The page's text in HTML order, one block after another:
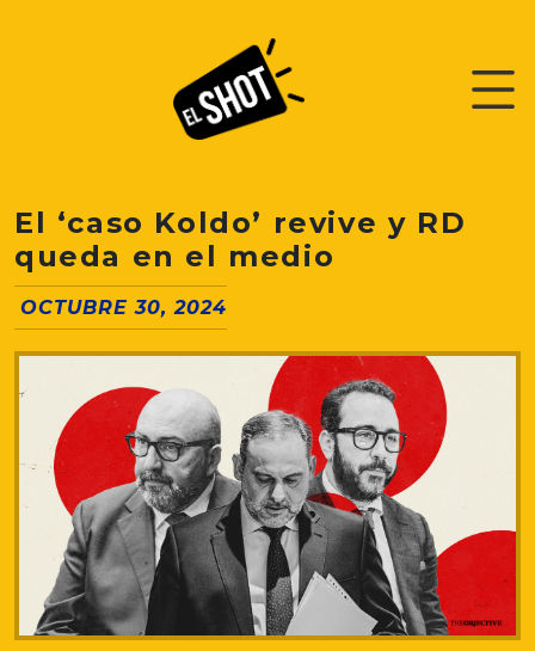
El ‘caso Koldo’ revive y RD
queda en el medio
OCTUBRE 30, 2024